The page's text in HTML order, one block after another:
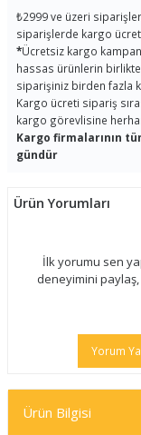
₺2999 ve üzeri
siparişlerde kargo
*Ücretsiz kargo
hassas ürünlerin
siparişiniz birden fazla
Kargo ücreti sipariş
kargo görevlisine
Kargo firmalarının
gündür
Ürün Yorumları
İlk yorumu sen
deneyimini
Yorum
Ürün Bilgisi